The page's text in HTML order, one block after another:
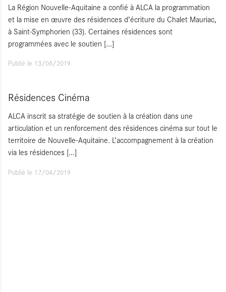
La Région Nouvelle-Aquitaine a confié à ALCA la programmation
et la mise en œuvre des résidences d’écriture du Chalet Mauriac,
à Saint-Symphorien (33). Certaines résidences sont
programmées avec le soutien [...]
Publié le 13/06/2019
Résidences Cinéma
ALCA inscrit sa stratégie de soutien à la création dans une
articulation et un renforcement des résidences cinéma sur tout le
territoire de Nouvelle-Aquitaine. L’accompagnement à la création
via les résidences [...]
Publié le 17/04/2019